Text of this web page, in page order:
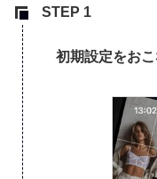
初期設定をおこ